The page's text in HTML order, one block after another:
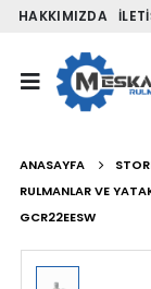
HAKKIMIZDA
ANASAYFA
RULMANLAR VE
GCR22EESW